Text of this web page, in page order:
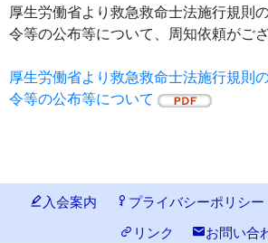
厚生労働省より救急救命士法施行規則
令等の公布等について、周知依頼がござ
厚生労働省より救急救命士法施行規則
令等の公布等について
入会案内 プライバシーポリシー
リンク
お問い合